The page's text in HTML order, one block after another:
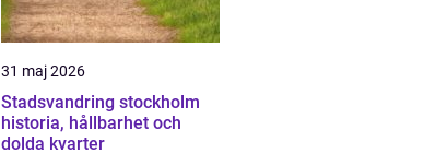
31 maj 2026
Stadsvandring stockholm
historia, hållbarhet och
dolda kvarter